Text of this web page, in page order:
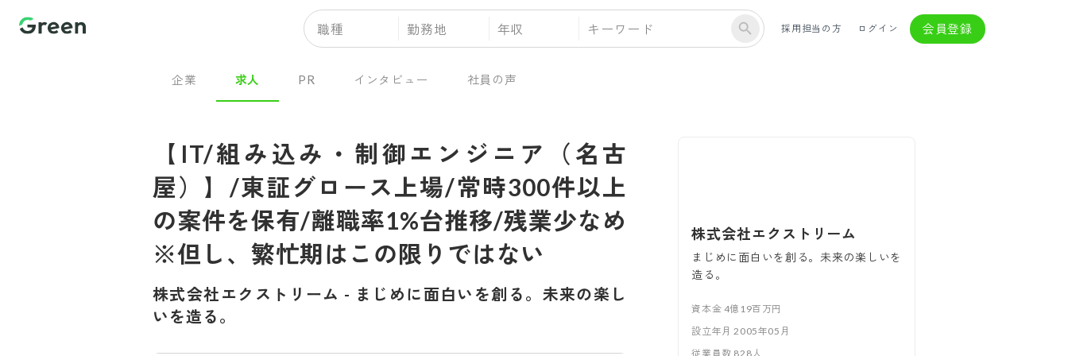
職種 勤務地 年収 採用担当の方 ログイン 会員登録
企業 求人 PR インタビュー 社員の声
【IT/組み込み・制御エンジニア（名古
屋）】/東証グロース上場/常時300件以上
の案件を保有/離職率1%台推移/残業少なめ
※但し、繁忙期はこの限りではない
株式会社エクストリーム - まじめに面白いを創る。未来の楽し
いを造る。
株式会社エクストリーム
まじめに面白いを創る。未来の楽しいを
造る。
資本金 4億19百万円
設立年月 2005年05月
従業員数 828 人